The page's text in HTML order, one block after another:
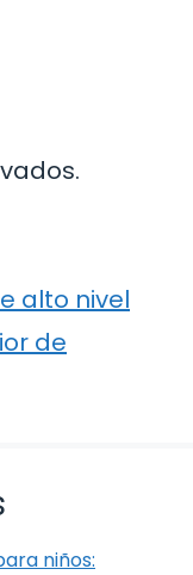
alto nivel
de
niños: